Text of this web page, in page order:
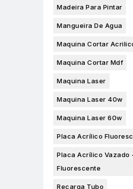
Madeira Para Pintar
Mangueira De Agua
Maquina Cortar
Maquina Cortar Mdf
Maquina Laser
Maquina Laser 40w
Maquina Laser 60w
Placa Acrílico
Placa Acrílico Vazado
Fluorescente
Recarga Tubo